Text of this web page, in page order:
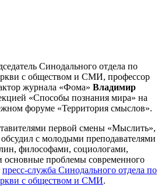
Синодального отдела по
с обществом и СМИ, профессор
журнала «Фома» Владимир
«Способы познания мира» на
форуме «Территория смыслов».
первой смены «Мыслить»,
с молодыми преподавателями
философами, социологами,
проблемы современного
пресс-служба Синодального отдела по
с обществом и СМИ.